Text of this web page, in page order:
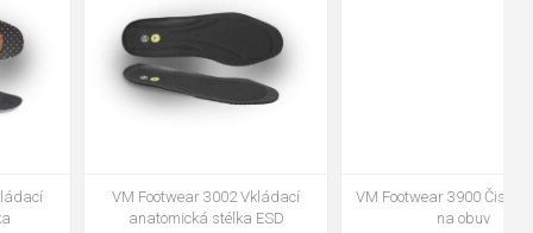
VM Footwear 3600 Impregnace
water stop
Bennon ABSORBA XTR ESD vložka